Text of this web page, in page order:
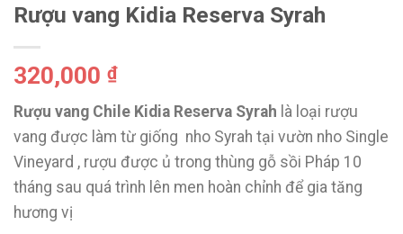
Rượu vang Kidia Reserva Syrah
320,000 ₫
Rượu vang Chile Kidia Reserva Syrah là loại rượu
vang được làm từ giống nho Syrah tại vườn nho Single
Vineyard , rượu được ủ trong thùng gỗ sồi Pháp 10
tháng sau quá trình lên men hoàn chỉnh để gia tăng
hương vị